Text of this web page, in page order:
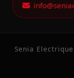
Senia